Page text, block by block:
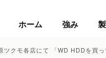
ホーム 強み
ツクモ各店にて 「WD HDDを買
ホーム 強み